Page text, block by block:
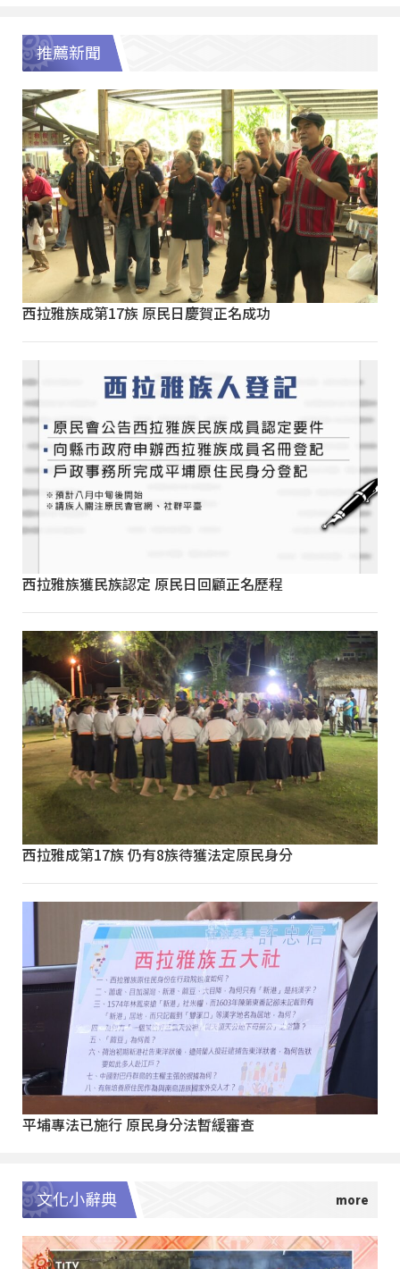
推薦新聞
西拉雅族成第17族 原民日慶賀正名成功
西拉雅族獲民族認定 原民日回顧正名歷程
西拉雅成第17族 仍有8族待獲法定原民身分
平埔專法已施行 原民身分法暫緩審查
文化小辭典